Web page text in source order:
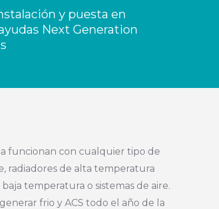
y puesta en
Next Generation
funcionan con cualquier tipo de
radiadores de alta temperatura
temperatura o sistemas de aire.
frio y ACS todo el año de la